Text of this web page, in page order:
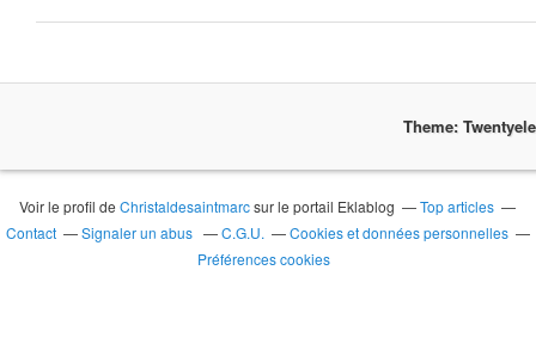
Theme:
Voir le profil deChristaldesaintmarcsur le portail Eklablog
Top articles
Contact
Signaler un abus C.G.U.
Cookies et données personnelles
Préférences cookies